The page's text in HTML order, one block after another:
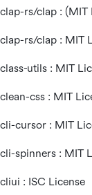
clap-rs/clap : (MIT
clap-rs/clap : MIT
class-utils : MIT
clean-css : MIT
cli-cursor : MIT
cli-spinners : MIT
cliui : ISC License